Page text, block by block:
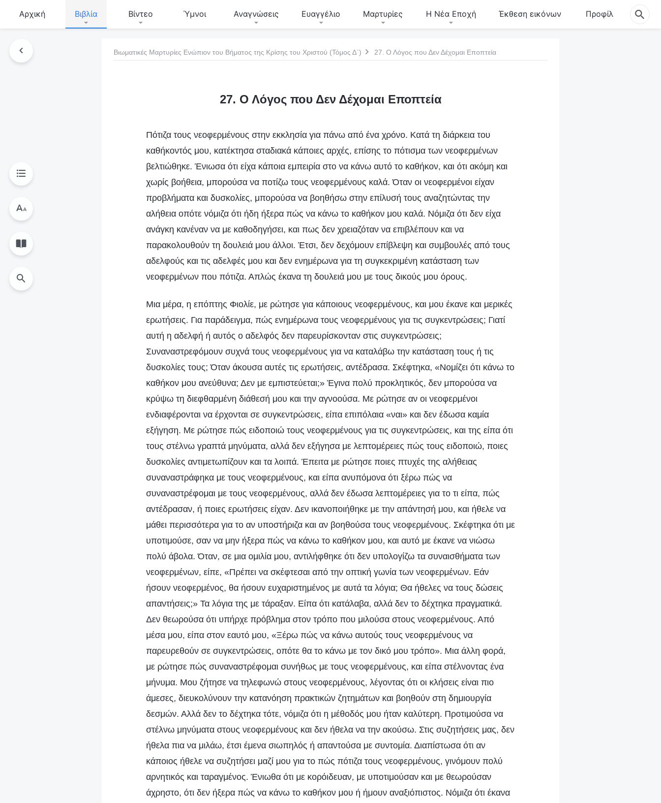
Αρχική Βιβλία Βίντεο Ύμνοι Αναγνώσεις Ευαγγέλιο Μαρτυρίες Η Νέα Εποχή Έκθεση εικόνων Προφίλ
Βιωματικές Μαρτυρίες Ενώπιον του Βήματος της Κρίσης του Χριστού (Τόμος Δ΄) 27. Ο Λόγος που Δεν Δέχομαι Εποπτεία
27. Ο Λόγος που Δεν Δέχομαι Εποπτεία
Πότιζα τους νεοφερμένους στην εκκλησία για πάνω από ένα χρόνο. Κατά τη διάρκεια του
καθήκοντός μου, κατέκτησα σταδιακά κάποιες αρχές, επίσης το πότισμα των νεοφερμένων
βελτιώθηκε. Ένιωσα ότι είχα κάποια εμπειρία στο να κάνω αυτό το καθήκον, και ότι ακόμη και
χωρίς βοήθεια, μπορούσα να ποτίζω τους νεοφερμένους καλά. Όταν οι νεοφερμένοι είχαν
προβλήματα και δυσκολίες, μπορούσα να βοηθήσω στην επίλυσή τους αναζητώντας την
αλήθεια οπότε νόμιζα ότι ήδη ήξερα πώς να κάνω το καθήκον μου καλά. Νόμιζα ότι δεν είχα
ανάγκη κανέναν να με καθοδηγήσει, και πως δεν χρειαζόταν να επιβλέπουν και να
παρακολουθούν τη δουλειά μου άλλοι. Έτσι, δεν δεχόμουν επίβλεψη και συμβουλές από τους
αδελφούς και τις αδελφές μου και δεν ενημέρωνα για τη συγκεκριμένη κατάσταση των
νεοφερμένων που πότιζα. Απλώς έκανα τη δουλειά μου με τους δικούς μου όρους.
Μια μέρα, η επόπτης Φιολίε, με ρώτησε για κάποιους νεοφερμένους, και μου έκανε και μερικές
ερωτήσεις. Για παράδειγμα, πώς ενημέρωνα τους νεοφερμένους για τις συγκεντρώσεις; Γιατί
αυτή η αδελφή ή αυτός ο αδελφός δεν παρευρίσκονταν στις συγκεντρώσεις;
Συναναστρεφόμουν συχνά τους νεοφερμένους για να καταλάβω την κατάσταση τους ή τις
δυσκολίες τους; Όταν άκουσα αυτές τις ερωτήσεις, αντέδρασα. Σκέφτηκα, «Νομίζει ότι κάνω το
καθήκον μου ανεύθυνα; Δεν με εμπιστεύεται;» Έγινα πολύ προκλητικός, δεν μπορούσα να
κρύψω τη διεφθαρμένη διάθεσή μου και την αγνοούσα. Με ρώτησε αν οι νεοφερμένοι
ενδιαφέρονται να έρχονται σε συγκεντρώσεις, είπα επιπόλαια «ναι» και δεν έδωσα καμία
εξήγηση. Με ρώτησε πώς ειδοποιώ τους νεοφερμένους για τις συγκεντρώσεις, και της είπα ότι
τους στέλνω γραπτά μηνύματα, αλλά δεν εξήγησα με λεπτομέρειες πώς τους ειδοποιώ, ποιες
δυσκολίες αντιμετωπίζουν και τα λοιπά. Έπειτα με ρώτησε ποιες πτυχές της αλήθειας
συναναστράφηκα με τους νεοφερμένους, και είπα ανυπόμονα ότι ξέρω πώς να
συναναστρέφομαι με τους νεοφερμένους, αλλά δεν έδωσα λεπτομέρειες για το τι είπα, πώς
αντέδρασαν, ή ποιες ερωτήσεις είχαν. Δεν ικανοποιήθηκε με την απάντησή μου, και ήθελε να
μάθει περισσότερα για το αν υποστήριζα και αν βοηθούσα τους νεοφερμένους. Σκέφτηκα ότι με
υποτιμούσε, σαν να μην ήξερα πώς να κάνω το καθήκον μου, και αυτό με έκανε να νιώσω
πολύ άβολα. Όταν, σε μια ομιλία μου, αντιλήφθηκε ότι δεν υπολογίζω τα συναισθήματα των
νεοφερμένων, είπε, «Πρέπει να σκέφτεσαι από την οπτική γωνία των νεοφερμένων. Εάν
ήσουν νεοφερμένος, θα ήσουν ευχαριστημένος με αυτά τα λόγια; Θα ήθελες να τους δώσεις
απαντήσεις;» Τα λόγια της με τάραξαν. Είπα ότι κατάλαβα, αλλά δεν το δέχτηκα πραγματικά.
Δεν θεωρούσα ότι υπήρχε πρόβλημα στον τρόπο που μιλούσα στους νεοφερμένους. Από
μέσα μου, είπα στον εαυτό μου, «Ξέρω πώς να κάνω αυτούς τους νεοφερμένους να
παρευρεθούν σε συγκεντρώσεις, οπότε θα το κάνω με τον δικό μου τρόπο». Μια άλλη φορά,
με ρώτησε πώς συναναστρέφομαι συνήθως με τους νεοφερμένους, και είπα στέλνοντας ένα
μήνυμα. Μου ζήτησε να τηλεφωνώ στους νεοφερμένους, λέγοντας ότι οι κλήσεις είναι πιο
άμεσες, διευκολύνουν την κατανόηση πρακτικών ζητημάτων και βοηθούν στη δημιουργία
δεσμών. Αλλά δεν το δέχτηκα τότε, νόμιζα ότι η μέθοδός μου ήταν καλύτερη. Προτιμούσα να
στέλνω μηνύματα στους νεοφερμένους και δεν ήθελα να την ακούσω. Στις συζητήσεις μας, δεν
ήθελα πια να μιλάω, έτσι έμενα σιωπηλός ή απαντούσα με συντομία. Διαπίστωσα ότι αν
κάποιος ήθελε να συζητήσει μαζί μου για το πώς πότιζα τους νεοφερμένους, γινόμουν πολύ
αρνητικός και ταραγμένος. Ένιωθα ότι με κορόιδευαν, με υποτιμούσαν και με θεωρούσαν
άχρηστο, ότι δεν ήξερα πώς να κάνω το καθήκον μου ή ήμουν αναξιόπιστος. Νόμιζα ότι έκανα